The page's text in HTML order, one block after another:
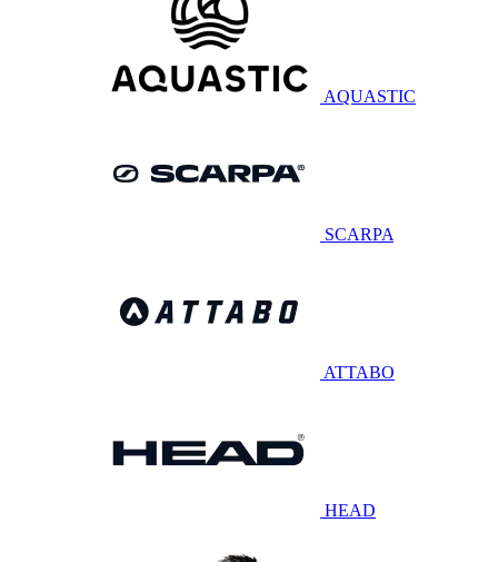
AQUASTIC
SCARPA
ATTABO
HEAD